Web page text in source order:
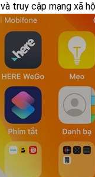
truy cập mạng xã